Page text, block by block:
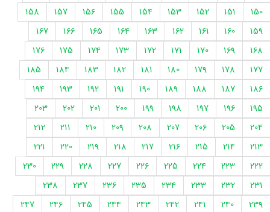
150
151
152
153
154
155
156
157
158
159
160
161
162
163
164
165
166
167
168
169
170
171
172
173
174
175
176
177
178
179
180
181
182
183
184
185
186
187
188
189
190
191
192
193
194
195
196
197
198
199
200
201
202
203
204
205
206
207
208
209
210
211
212
213
214
215
216
217
218
219
220
221
222
223
224
225
226
227
228
229
230
231
232
233
234
235
236
237
238
239
240
241
242
243
244
245
246
247